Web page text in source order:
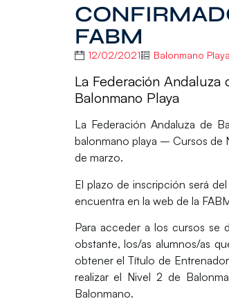
FABM
12/02/2021 Balonmano Playa
La Federación
Balonmano Playa
La Federación Andaluza de
balonmano playa – Cursos de
de marzo.
El plazo de inscripción será
encuentra en la web de la
Para acceder a los cursos se
obstante, los/as alumnos/as
obtener el Título de
realizar el Nivel 2 de
Balonmano.